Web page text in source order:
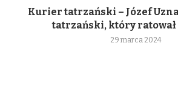
Kurier tatrzański – Józef
tatrzański, który ratował
29 marca 2024